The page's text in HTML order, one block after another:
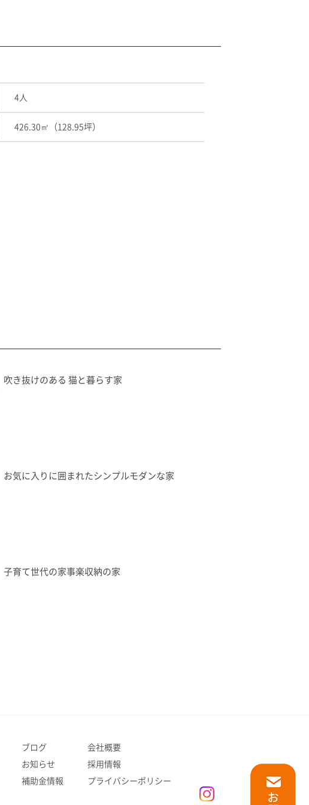
4人
426.30㎡（128.95坪）
吹き抜けのある 猫と暮らす家
お気に入りに囲まれたシンプルモダンな家
子育て世代の家事楽収納の家
ブログ
お知らせ
補助金情報
会社概要
採用情報
プライバシーポリシー